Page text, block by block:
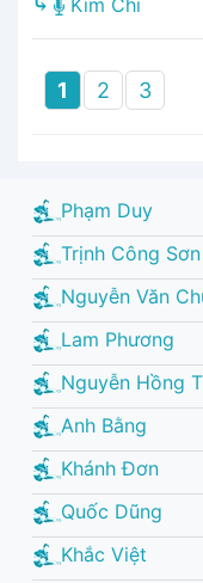
1 2 3
Phạm Duy
Trịnh Công Sơn
Nguyễn Văn
Lam Phương
Nguyễn Hồng
Anh Bằng
Khánh Đơn
Quốc Dũng
Khắc Việt